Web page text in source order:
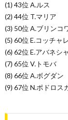
(1) 43位 A.ルス
(2) 44位 T.マリア
(3) 50位 A.ブリンコ
(5) 60位 E.コッチャ
(6) 62位 E.アバネシ
(7) 65位 V.トモバ
(8) 66位 A.ボグダン
(9) 67位 N.ポドロス